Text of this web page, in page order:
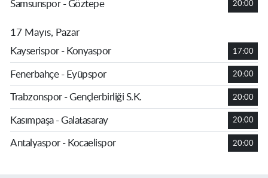
Samsunspor - Göztepe 20:00
17 Mayıs, Pazar
Kayserispor - Konyaspor
17:00
Fenerbahçe - Eyüpspor 20:00
Trabzonspor - Gençlerbirliği S.K. 20:00
Kasımpaşa - Galatasaray 20:00
Antalyaspor - Kocaelispor 20:00